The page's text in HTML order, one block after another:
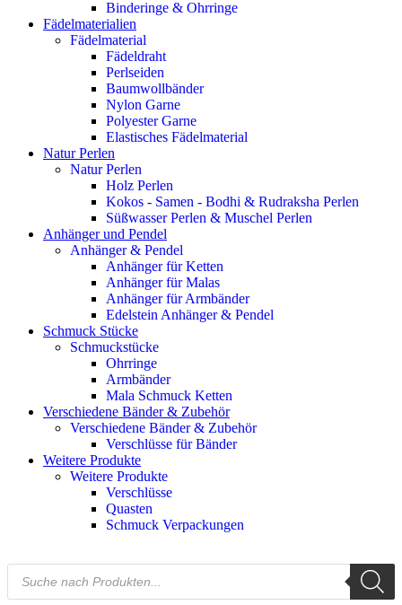
Binderinge & Ohrringe
Fädelmaterialien
Fädelmaterial
Fädeldraht
Perlseiden
Baumwollbänder
Nylon Garne
Polyester Garne
Elastisches Fädelmaterial
Natur Perlen
Natur Perlen
Holz Perlen
Kokos - Samen - Bodhi & Rudraksha Perlen
Süßwasser Perlen & Muschel Perlen
Anhänger und Pendel
Anhänger & Pendel
Anhänger für Ketten
Anhänger für Malas
Anhänger für Armbänder
Edelstein Anhänger & Pendel
Schmuck Stücke
Schmuckstücke
Ohrringe
Armbänder
Mala Schmuck Ketten
Verschiedene Bänder & Zubehör
Verschiedene Bänder & Zubehör
Verschlüsse für Bänder
Weitere Produkte
Weitere Produkte
Verschlüsse
Quasten
Schmuck Verpackungen
Products
search